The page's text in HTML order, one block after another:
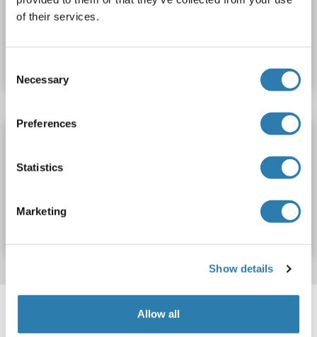
of their services.
Selection
Necessary
Preferences
Statistics
Marketing
Show details
Allow all
Target information, Synonyms, Latest